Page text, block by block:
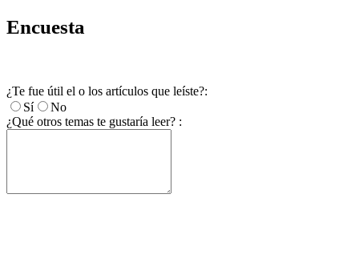
Encuesta
¿Te fue útil el o los artículos que leíste?:
Sí
No
¿Qué otros temas te gustaría leer? :